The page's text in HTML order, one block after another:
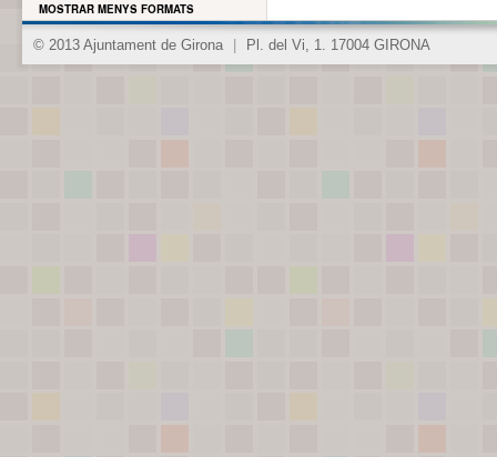
MOSTRAR MENYS FORMATS
© 2013 Ajuntament de Girona Pl. del Vi, 1. 17004 GIRONA